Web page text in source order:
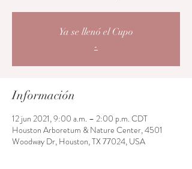
Ya se llenó el Cupo
-
Información
12 jun 2021, 9:00 a.m. – 2:00 p.m. CDT
Houston Arboretum & Nature Center, 4501
Woodway Dr, Houston, TX 77024, USA